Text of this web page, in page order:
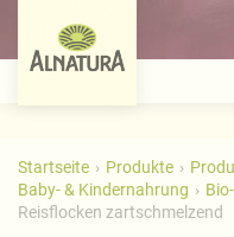
Startseite Produkte
Baby- & Kindernahrung
Reisflocken zartschmelzend